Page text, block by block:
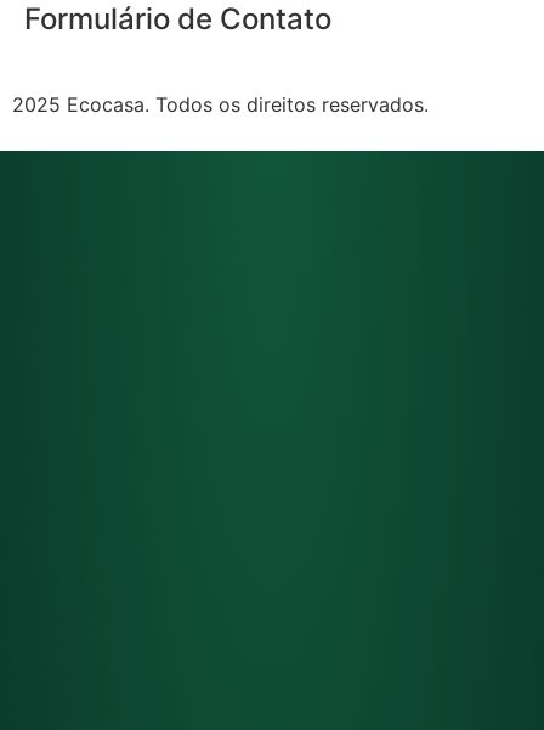
Formulário de Contato
2025 Ecocasa. Todos os direitos reservados.